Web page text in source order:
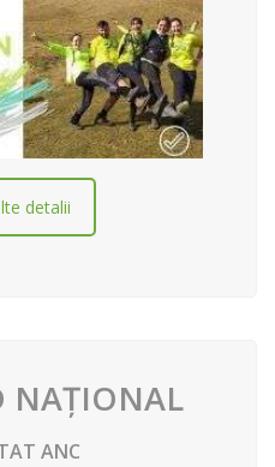
detalii
NAȚIONAL
ANC